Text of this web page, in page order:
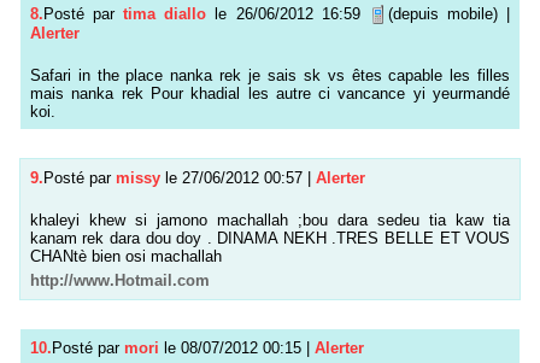
8.Posté partima diallo le 26/06/2012 16:59 (depuis mobile) |
Alerter
Safari in the place nanka rek je sais sk vs êtes capable les filles
mais nanka rek Pour khadial les autre ci vancance yi yeurmandé
koi.
9. Posté par missy le 27/06/2012 00:57 Alerter
khaleyi khew si jamono machallah ;bou dara sedeu tia kaw tia
kanam rek dara dou doy . DINAMA NEKH .TRES BELLE ET VOUS
CHANtè bien osi machallah
http://www.Hotmail.com
10. Posté par mori le 08/07/2012 00:15 Alerter